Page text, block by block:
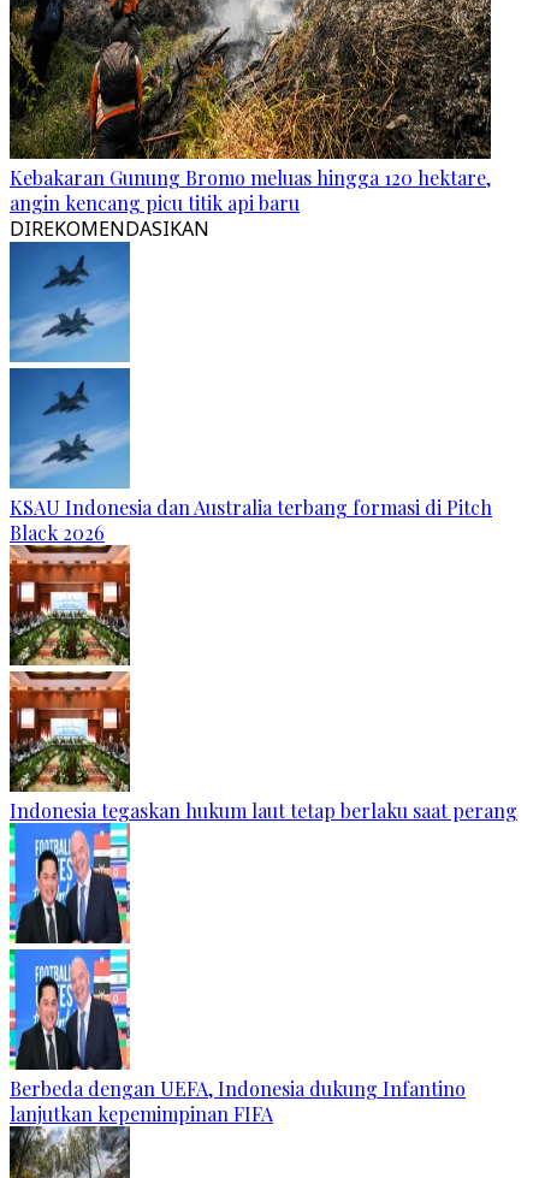
Kebakaran Gunung Bromo meluas hingga 120 hektare,
angin kencang picu titik api baru
DIREKOMENDASIKAN
KSAU Indonesia dan Australia terbang formasi di Pitch
Black 2026
Indonesia tegaskan hukum laut tetap berlaku saat perang
Berbeda dengan UEFA, Indonesia dukung Infantino
lanjutkan kepemimpinan FIFA